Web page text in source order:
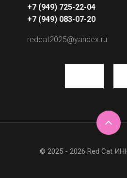
+7 (949) 725-22-04
+7 (949) 083-07-20
redcat2025@yandex.ru
© 2025 - 2026 Red Cat